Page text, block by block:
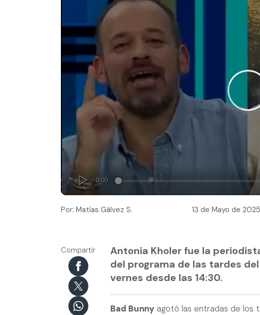
Por: Matías Gálvez S. 13 de Mayo de
Compartir
Antonia Kholer fue la
del programa de las tardes
vernes desde las 14:30.
Bad Bunny agotó las entradas de los